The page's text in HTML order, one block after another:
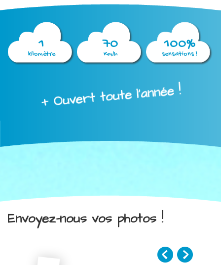
1
kilomètre
70
Km/h
100%
sensations !
+ Ouvert toute l'année !
Envoyez-nous vos photos !